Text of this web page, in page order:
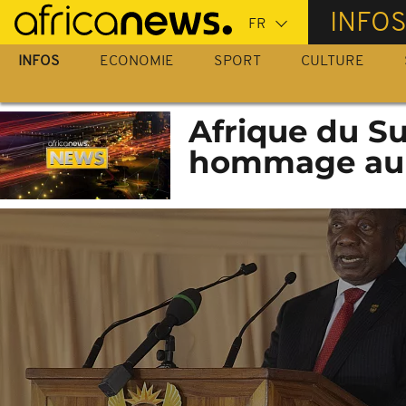
Passer
au
contenu
INFOS
INFOS ECONOMIE SPORT CULTURE
Afrique du
hommage